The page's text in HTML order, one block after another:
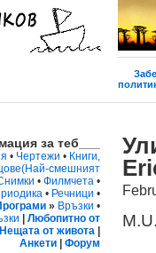
за теб___
• Чертежи • Книги,
(Най-смешният
• Филмчета •
• Речници •
» Връзки •
Любопитно от
Нещата от живота
Анкети
Форум